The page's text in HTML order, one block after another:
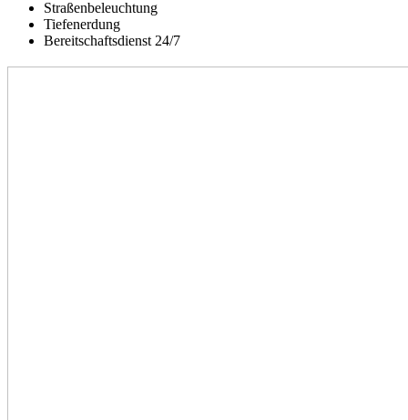
Straßenbeleuchtung
Tiefenerdung
Bereitschaftsdienst 24/7